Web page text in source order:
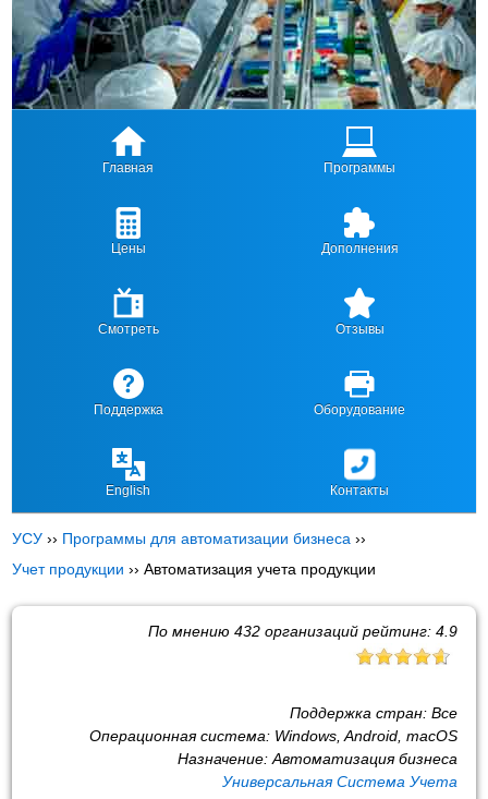
Главная Программы
Цены Дополнения
Смотреть Отзывы
Поддержка Оборудование
English Контакты
УСУ ›› Программы для автоматизации бизнеса ››
Учет продукции ››Автоматизация учета продукции
По мнению 432организаций рейтинг: 4.9
Поддержка стран: Все
Операционная система: Windows, Android, macOS
Назначение: Автоматизация бизнеса
Универсальная Система Учета